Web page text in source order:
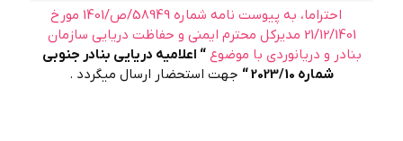
احتراما، به پیوست نامه شماره 58949/ص/1401 مورخ
21/12/1401 مدیرکل محترم ایمنی و حفاظت دریایی سازمان
بنادر و دریانوردی با موضوع“ اعلاميه دريايي بنادر جنوبي
شماره 2023/10
“ جهت استحضار ارسال میگردد .